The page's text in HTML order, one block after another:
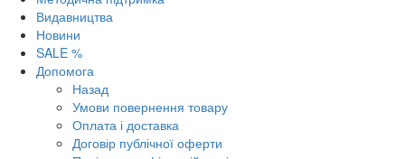
Видавництва
Новини
SALE %
Допомога
Назад
Умови повернення товару
Оплата і доставка
Договір публічної оферти